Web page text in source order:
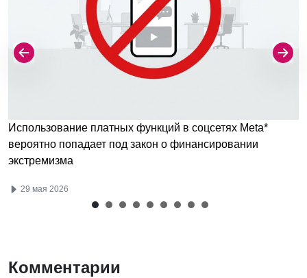
Использование платных функций в соцсетях Meta*
вероятно попадает под закон о финансировании
экстремизма
29 мая 2026
Комментарии